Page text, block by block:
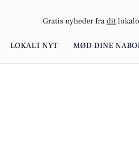
Gratis nyheder fra dit
LOKALT NYT MØD DINE